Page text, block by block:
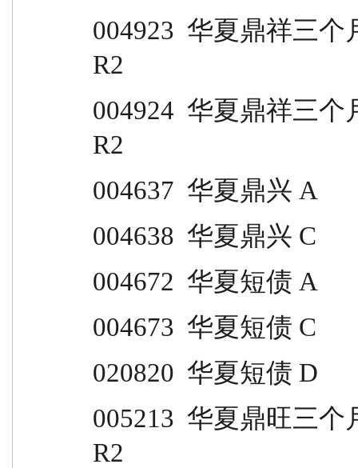
004923  华夏鼎祥三个
R2
004924  华夏鼎祥三个
R2
004637  华夏鼎兴 A
004638  华夏鼎兴 C
004672  华夏短债 A
004673  华夏短债 C
020820  华夏短债 D
005213  华夏鼎旺三个
R2